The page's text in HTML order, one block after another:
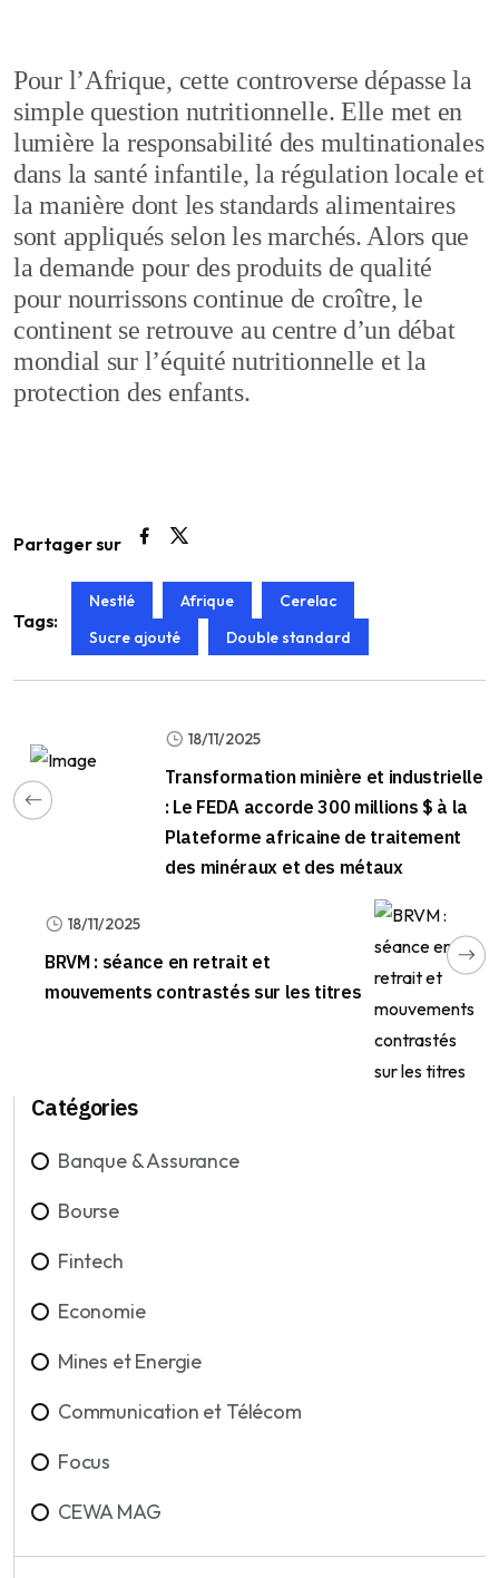
Pour l’Afrique, cette controverse dépasse la
simple question nutritionnelle. Elle met en
lumière la responsabilité des multinationales
dans la santé infantile, la régulation locale et
la manière dont les standards alimentaires
sont appliqués selon les marchés. Alors que
la demande pour des produits de qualité
pour nourrissons continue de croître, le
continent se retrouve au centre d’un débat
mondial sur l’équité nutritionnelle et la
protection des enfants.
Partager sur
Tags:
Nestlé Afrique
Cerelac
Sucre ajouté
Double standard
18/11/2025
Transformation minière et industrielle
: Le FEDA accorde 300 millions $ à la
Plateforme africaine de traitement
des minéraux et des métaux
18/11/2025
BRVM : séance en retrait et
mouvements contrastés sur les titres
Catégories
Banque & Assurance
Bourse
Fintech
Economie
Mines et Energie
Communication et Télécom
Focus
CEWA MAG